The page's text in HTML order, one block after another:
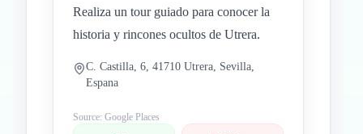
Realiza un tour guiado para conocer la
historia y rincones ocultos de Utrera.
C. Castilla, 6, 41710 Utrera, Sevilla,
Espana
Source: Google Places